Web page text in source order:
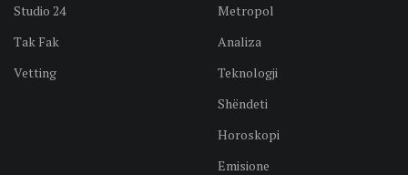
Studio 24
Tak Fak
Vetting
Metropol
Analiza
Teknologji
Shëndeti
Horoskopi
Emisione